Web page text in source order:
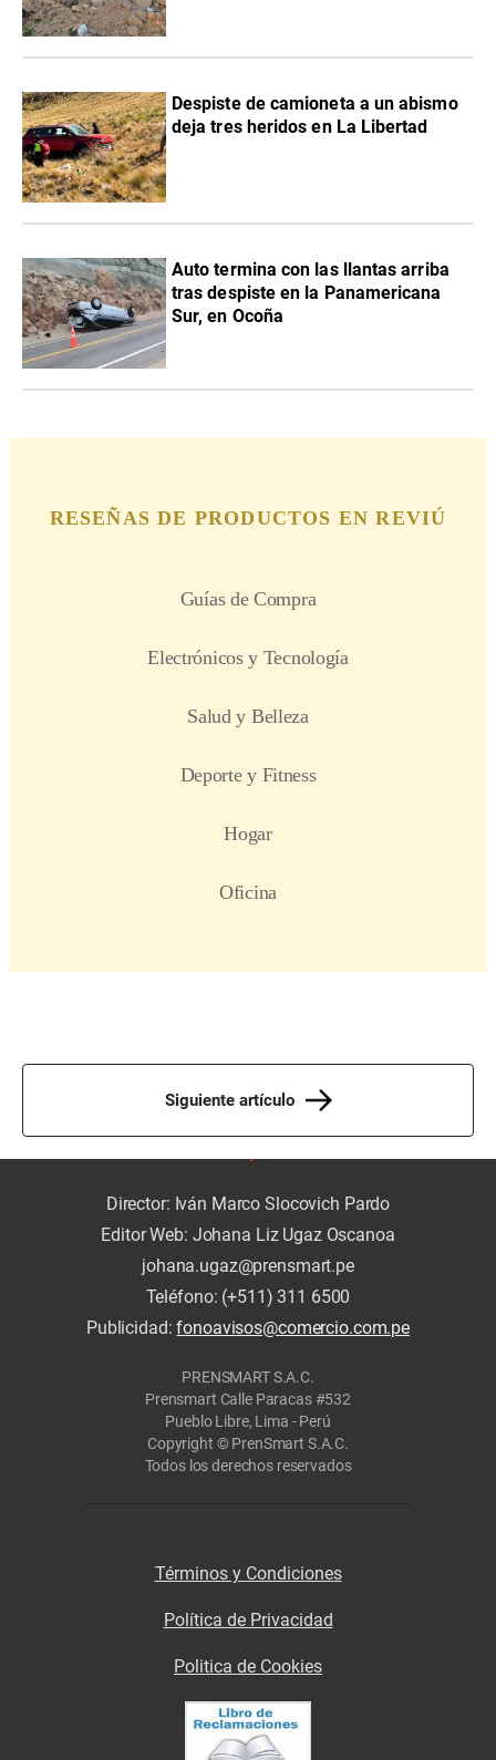
Despiste de camioneta a un abismo
deja tres heridos en La Libertad
Auto termina con las llantas arriba
tras despiste en la Panamericana
Sur, en Ocoña
Siguiente artículo
Director: Iván Marco Slocovich Pardo
Editor Web: Johana Liz Ugaz Oscanoa
johana.ugaz@prensmart.pe
Teléfono: (+511) 311 6500
Publicidad:fonoavisos@comercio.com.pe
PRENSMART S.A.C.
Prensmart Calle Paracas #532
Pueblo Libre, Lima - Perú
Copyright © PrenSmart S.A.C.
Todos los derechos reservados
Términos y Condiciones
Política de Privacidad
Politica de Cookies